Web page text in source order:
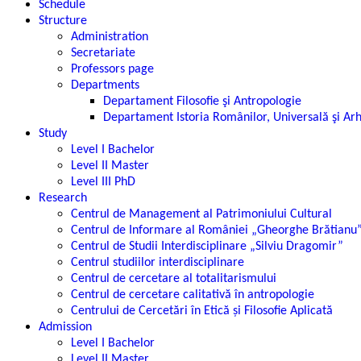
Schedule
Structure
Administration
Secretariate
Professors page
Departments
Departament Filosofie şi Antropologie
Departament Istoria Românilor, Universală şi
Study
Level I Bachelor
Level II Master
Level III PhD
Research
Centrul de Management al Patrimoniului Cultural
Centrul de Informare al României „Gheorghe Brătianu”
Centrul de Studii Interdisciplinare „Silviu Dragomir”
Centrul studiilor interdisciplinare
Centrul de cercetare al totalitarismului
Centrul de cercetare calitativă în antropologie
Centrului de Cercetări în Etică și Filosofie Aplicată
Admission
Level I Bachelor